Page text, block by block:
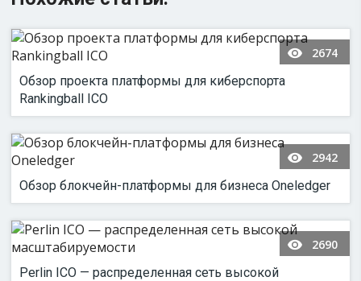
2674
Обзор проекта платформы для киберспорта
Rankingball ICO
2942
Обзор блокчейн-платформы для бизнеса Oneledger
2690
Perlin ICO — распределенная сеть высокой